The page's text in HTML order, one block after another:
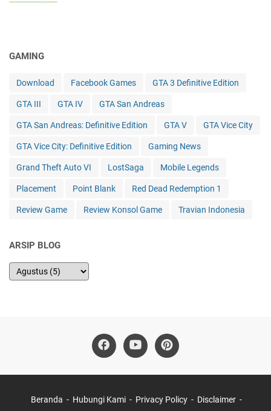
GAMING
Download Facebook Games GTA 3 Definitive Edition
GTA III GTA IV GTA San Andreas
GTA San Andreas: Definitive Edition GTA V GTA Vice City
GTA Vice City: Definitive Edition Gaming News
Grand Theft Auto VI LostSaga Mobile Legends
Placement Point Blank Red Dead Redemption 1
Review Game Review Konsol Game Travian Indonesia
ARSIP BLOG
Beranda Hubungi Kami Privacy Policy Disclaimer